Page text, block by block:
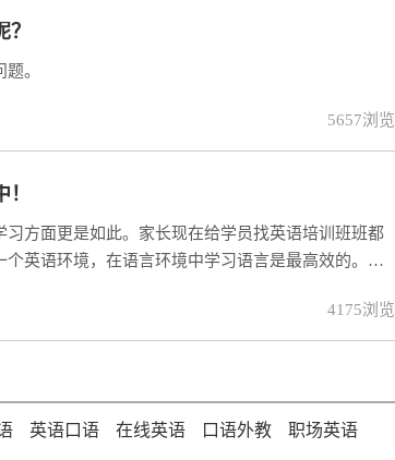
。
5657浏览
方面更是如此。家长现在给学员找英语培训班班都
英语环境，在语言环境中学习语言是最高效的。那
4175浏览
英语口语 在线英语 口语外教 职场英语